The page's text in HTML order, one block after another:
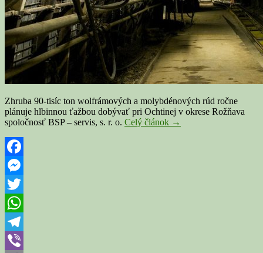
Zhruba 90-tisíc ton wolfrámových a molybdénových rúd ročne
plánuje hlbinnou ťažbou dobývať pri Ochtinej v okrese Rožňava
spoločnosť BSP – servis, s. r. o. Celý článok Firma
→
Facebook
Messenger
Twitter
WhatsApp
Telegram